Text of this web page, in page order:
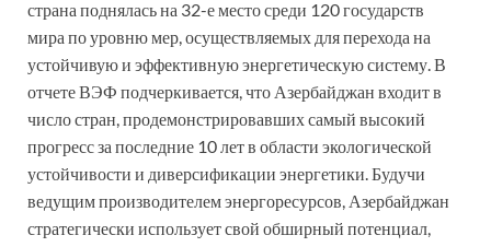
страна поднялась на 32-е место среди 120 государств
мира по уровню мер, осуществляемых для перехода на
устойчивую и эффективную энергетическую систему. В
отчете ВЭФ подчеркивается, что Азербайджан входит в
число стран, продемонстрировавших самый высокий
прогресс за последние 10 лет в области экологической
устойчивости и диверсификации энергетики. Будучи
ведущим производителем энергоресурсов, Азербайджан
стратегически использует свой обширный потенциал,